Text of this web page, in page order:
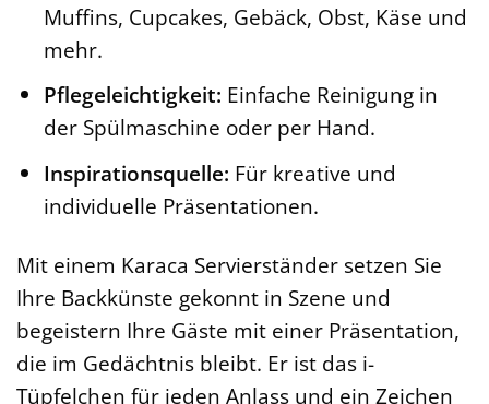
Muffins, Cupcakes, Gebäck, Obst, Käse und
mehr.
Pflegeleichtigkeit: Einfache Reinigung in
der Spülmaschine oder per Hand.
Inspirationsquelle: Für kreative und
individuelle Präsentationen.
Mit einem Karaca Servierständer setzen Sie
Ihre Backkünste gekonnt in Szene und
begeistern Ihre Gäste mit einer Präsentation,
die im Gedächtnis bleibt. Er ist das i-
Tüpfelchen für jeden Anlass und ein Zeichen